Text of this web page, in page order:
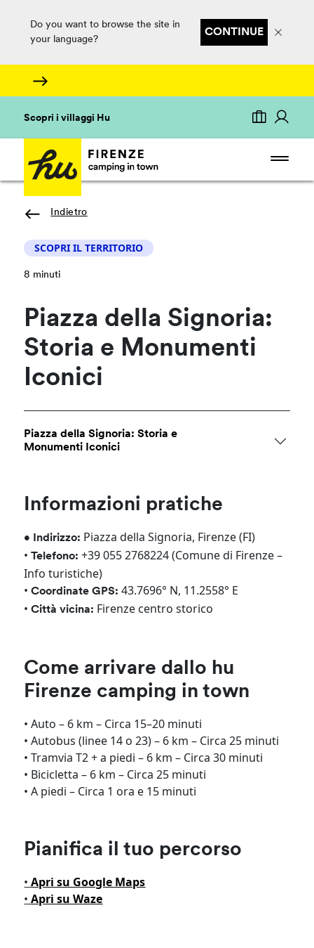
Do you want to browse the site in
your language?
CONTINUE
Scopri i villaggi Hu
Indietro
SCOPRI IL TERRITORIO
8 minuti
Piazza della Signoria:
Storia e Monumenti
Iconici
Piazza della Signoria: Storia e
Monumenti Iconici
Informazioni pratiche
• Indirizzo: Piazza della Signoria, Firenze (FI)
•Telefono: +39 055 2768224 (Comune di Firenze –
Info turistiche)
•Coordinate GPS: 43.7696° N, 11.2558° E
•Città vicina: Firenze centro storico
Come arrivare dallo hu
Firenze camping in town
• Auto – 6 km – Circa 15–20 minuti
• Autobus (linee 14 o 23) – 6 km – Circa 25 minuti
• Tramvia T2 + a piedi – 6 km – Circa 30 minuti
• Bicicletta – 6 km – Circa 25 minuti
• A piedi – Circa 1 ora e 15 minuti
Pianifica il tuo percorso
•Apri su Google Maps
•Apri su Waze